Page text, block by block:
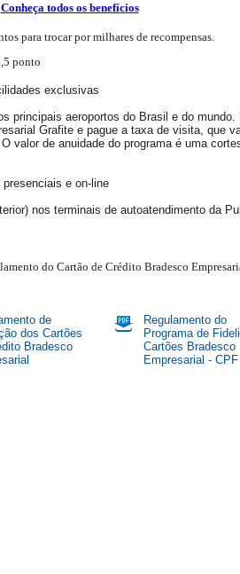
Conheça todos os benefícios
para trocar por milhares de recompensas.
ponto​
exclusivas
principais aeroportos do Brasil e do mundo.
Grafite e pague a taxa de visita, que
valor de anuidade do programa é uma
e on-line
nos terminais de autoatendimento da
do Cartão de Crédito Bradesco
de
dos Cartões
Bradesco
Regulamento do
Programa de
Cartões Bradesco
Empresarial - CPF